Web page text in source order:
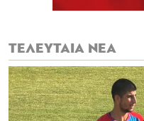
ΤΕΛΕΥΤΑΙΑ ΝΕΑ